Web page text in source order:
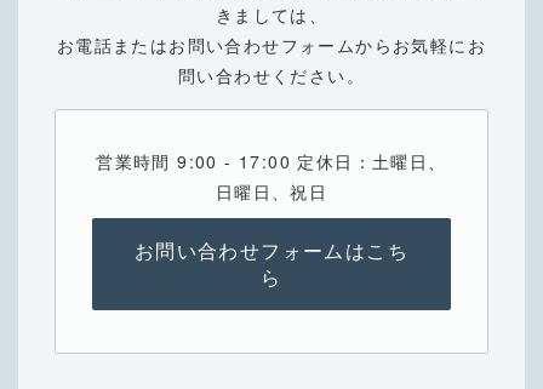
きましては、
お電話またはお問い合わせフォームからお気軽にお
問い合わせください。
営業時間 9:00 - 17:00 定休日：土曜日、
日曜日、祝日
お問い合わせフォームはこち
ら